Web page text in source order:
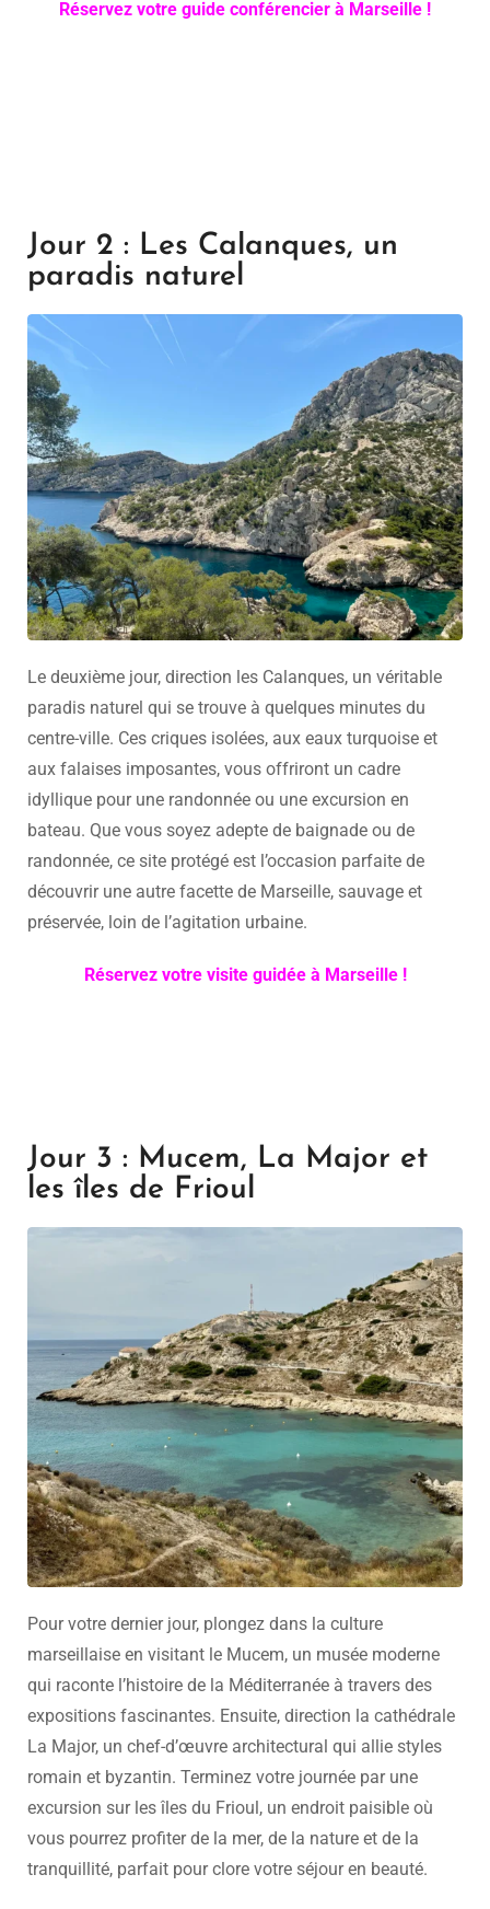
Réservez votre guide conférencier à Marseille !
Jour 2 : Les Calanques, un
paradis naturel
Le deuxième jour, direction les Calanques, un véritable
paradis naturel qui se trouve à quelques minutes du
centre-ville. Ces criques isolées, aux eaux turquoise et
aux falaises imposantes, vous offriront un cadre
idyllique pour une randonnée ou une excursion en
bateau. Que vous soyez adepte de baignade ou de
randonnée, ce site protégé est l’occasion parfaite de
découvrir une autre facette de Marseille, sauvage et
préservée, loin de l’agitation urbaine.
Réservez votre visite guidée à Marseille !
Jour 3 : Mucem, La Major et
les îles de Frioul
Pour votre dernier jour, plongez dans la culture
marseillaise en visitant le Mucem, un musée moderne
qui raconte l’histoire de la Méditerranée à travers des
expositions fascinantes. Ensuite, direction la cathédrale
La Major, un chef-d’œuvre architectural qui allie styles
romain et byzantin. Terminez votre journée par une
excursion sur les îles du Frioul, un endroit paisible où
vous pourrez profiter de la mer, de la nature et de la
tranquillité, parfait pour clore votre séjour en beauté.